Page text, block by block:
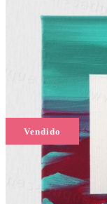
Vendido